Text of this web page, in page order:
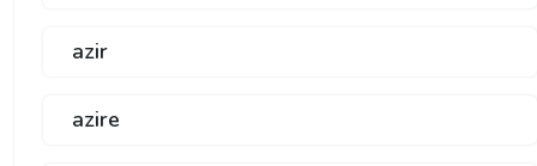
azir
azire